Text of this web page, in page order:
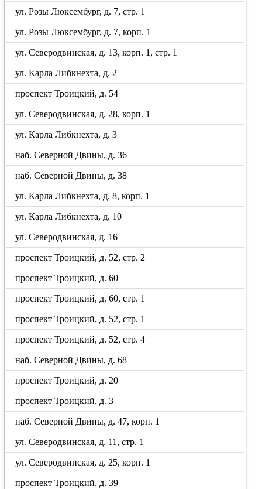
ул. Розы Люксембург, д. 7, стр. 1
ул. Розы Люксембург, д. 7, корп. 1
ул. Северодвинская, д. 13, корп. 1, стр. 1
ул. Карла Либкнехта, д. 2
проспект Троицкий, д. 54
ул. Северодвинская, д. 28, корп. 1
ул. Карла Либкнехта, д. 3
наб. Северной Двины, д. 36
наб. Северной Двины, д. 38
ул. Карла Либкнехта, д. 8, корп. 1
ул. Карла Либкнехта, д. 10
ул. Северодвинская, д. 16
проспект Троицкий, д. 52, стр. 2
проспект Троицкий, д. 60
проспект Троицкий, д. 60, стр. 1
проспект Троицкий, д. 52, стр. 1
проспект Троицкий, д. 52, стр. 4
наб. Северной Двины, д. 68
проспект Троицкий, д. 20
проспект Троицкий, д. 3
наб. Северной Двины, д. 47, корп. 1
ул. Северодвинская, д. 11, стр. 1
ул. Северодвинская, д. 25, корп. 1
проспект Троицкий, д. 39